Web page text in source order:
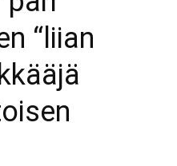
“liian